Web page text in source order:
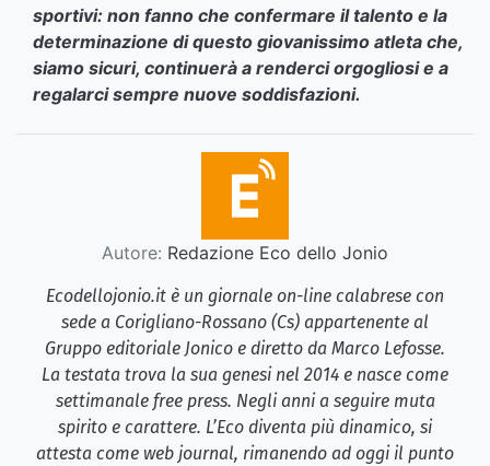
sportivi: non fanno che confermare il talento e la
determinazione di questo giovanissimo atleta che,
siamo sicuri, continuerà a renderci orgogliosi e a
regalarci sempre nuove soddisfazioni.
Autore: Redazione Eco dello Jonio
Ecodellojonio.it è un giornale on-line calabrese con
sede a Corigliano-Rossano (Cs) appartenente al
Gruppo editoriale Jonico e diretto da Marco Lefosse.
La testata trova la sua genesi nel 2014 e nasce come
settimanale free press. Negli anni a seguire muta
spirito e carattere. L’Eco diventa più dinamico, si
attesta come web journal, rimanendo ad oggi il punto